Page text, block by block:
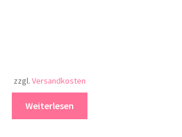
zzgl. Versandkosten
Weiterlesen